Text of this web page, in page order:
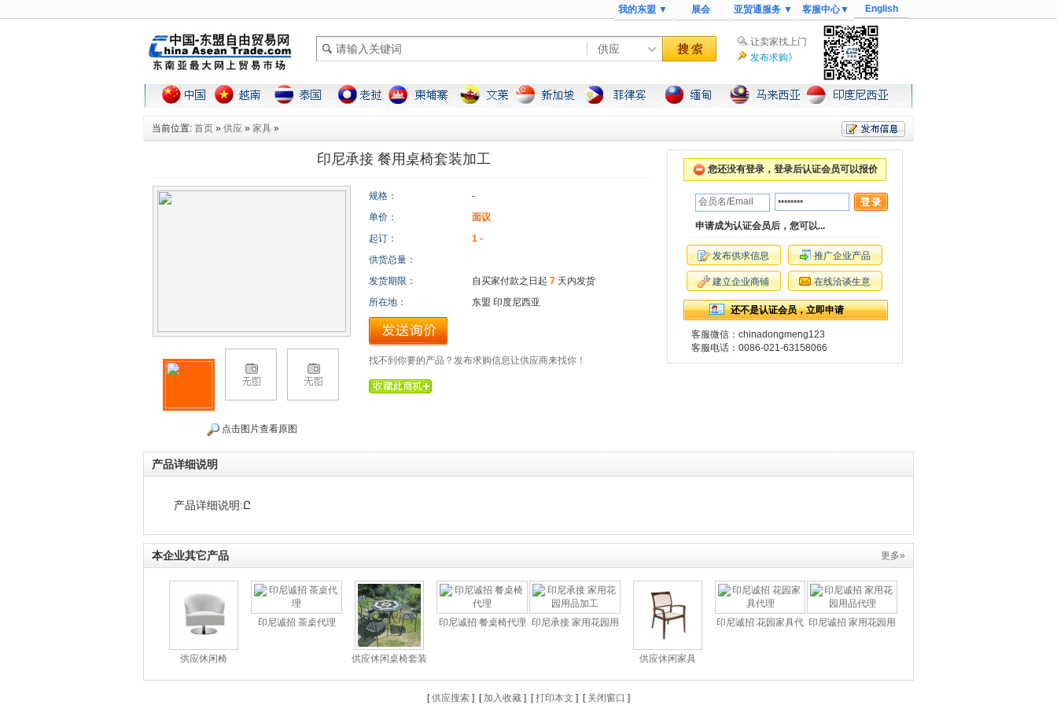
我的东盟 ▼ 展会 亚贸通服务 ▼ 客服中心▼ English
让卖家找上门
发布求购》
当前位置: 首页 » 供应 » 家具 »
印尼承接 餐用桌椅套装加工
点击图片查看原图
规格：
-
单价：
面议
起订：
1 -
供货总量：
发货期限：
自买家付款之日起 7 天内发货
所在地：
东盟 印度尼西亚
找不到你要的产品？发布求购信息让供应商来找你！
您还没有登录，登录后认证会员可以报价
申请成为认证会员后，您可以...
发布供求信息 推广企业产品
建立企业商铺 在线洽谈生意
还不是认证会员，立即申请
客服微信：chinadongmeng123
客服电话：0086-021-63158066
产品详细说明
产品详细说明:Ը
更多»
本企业其它产品
供应休闲椅
印尼诚招 茶桌代理
供应休闲桌椅套装
印尼诚招 餐桌椅代理 印尼承接 家用花园用
供应休闲家具
印尼诚招 花园家具代 印尼诚招 家用花园用
[供应搜索 ] [ 加入收藏 ] [打印本文 ] [ 关闭窗口 ]